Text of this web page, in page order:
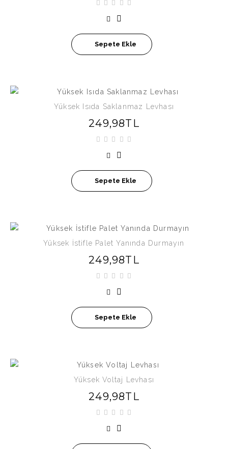
Sepete Ekle
Yüksek Isıda Saklanmaz Levhası
249,98TL
Sepete Ekle
Yüksek İstifle Palet Yanında Durmayın
249,98TL
Sepete Ekle
Yüksek Voltaj Levhası
249,98TL